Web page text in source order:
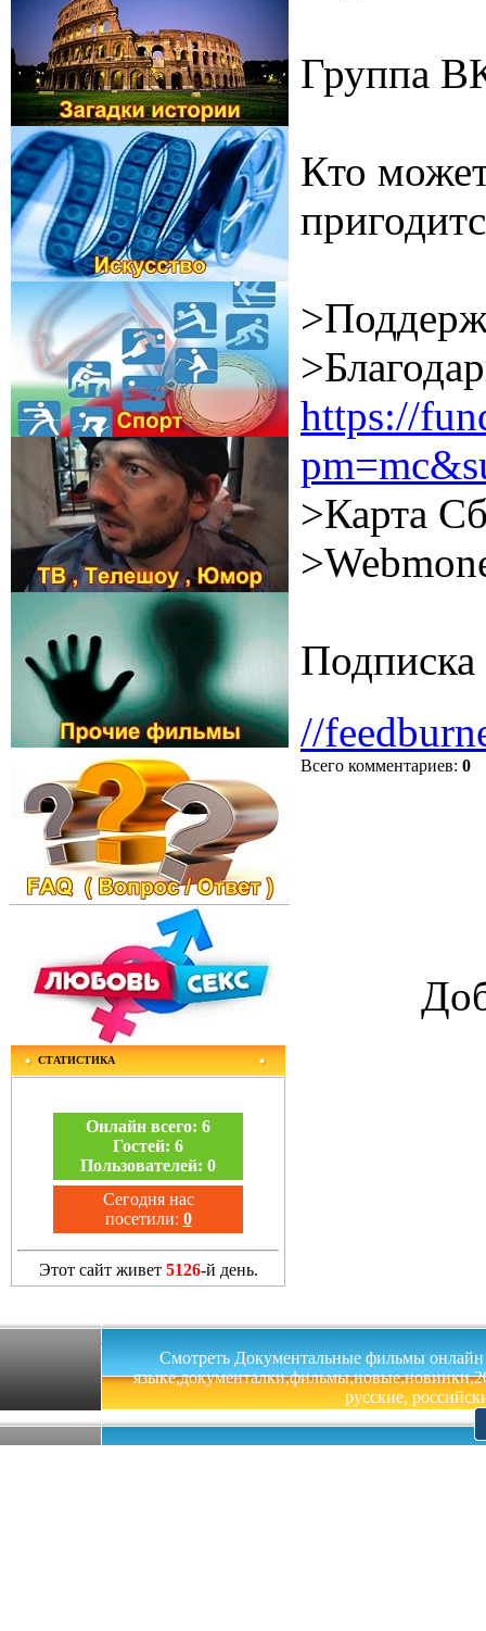
СТАТИСТИКА
Онлайн всего: 6
Гостей: 6
Пользователей: 0
Сегодня нас
посетили: 0
Этот сайт живет 5126-й день.
Группа
Кто
https://
>Карта
Подписка
//
Всего комментариев: 0
Смотреть Документальные фильмы онлайн
русские,